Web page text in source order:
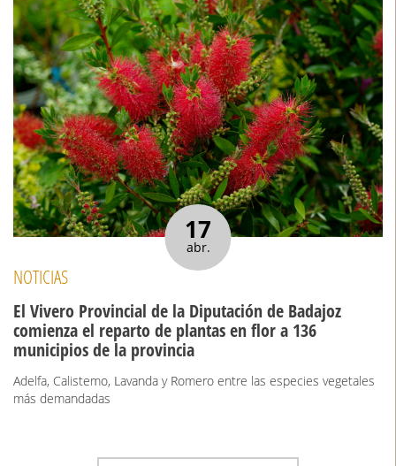
17
abr.
NOTICIAS
El Vivero Provincial de la Diputación de Badajoz
comienza el reparto de plantas en flor a 136
municipios de la provincia
Adelfa, Calistemo, Lavanda y Romero entre las especies vegetales
más demandadas